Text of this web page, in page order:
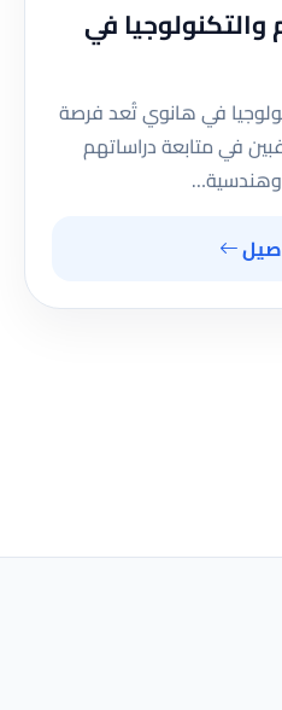
في
في هانوي تُعد فرصة
في متابعة دراساتهم
وهندسية…